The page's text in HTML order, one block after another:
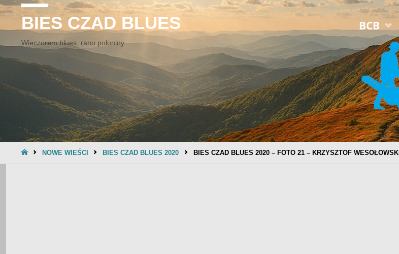
BIES CZAD BLUES
Wieczorem blues, rano połoniny
Przejdź
do
treści
BCB
STRONA
NOWE WIEŚCI BIES CZAD BLUES 2020 BIES CZAD BLUES 2020 – FOTO 21 – KRZYSZTOF WESOŁOWSKI